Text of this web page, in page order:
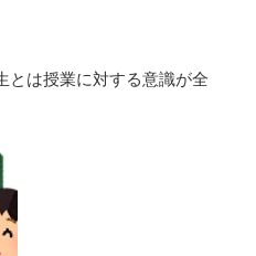
とは授業に対する意識が全